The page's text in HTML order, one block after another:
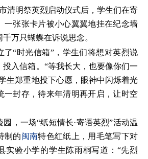
清明祭英烈启动仪式后，学生们在寄
一张张卡片被小心翼翼地挂在纪念墙
千万只蝴蝶在诉说思念。
了“时光信箱”，学生们将想对英烈说
投入信箱。“等我长大，也要像你们一
生郑重地投下心愿，眼神中闪烁着光
一封存，待来年清明再开启，让时空
，一场“纸短情长·寄语英烈”活动温
制的闽南特色红纸上，用毛笔写下对
实验小学的学生陈雨桐写道：“先烈